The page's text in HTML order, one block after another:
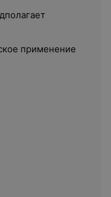
применение